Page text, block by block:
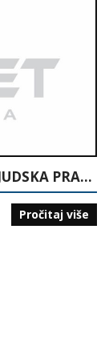
HRESTOMATIJA: DEMOKRACIJA I LJUDSKA PRAVA
Pročitaj više